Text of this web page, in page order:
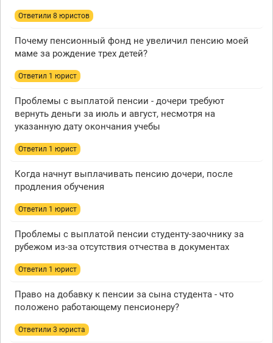
Ответили 8 юристов
Почему пенсионный фонд не увеличил пенсию моей
маме за рождение трех детей?
Ответил 1 юрист
Проблемы с выплатой пенсии - дочери требуют
вернуть деньги за июль и август, несмотря на
указанную дату окончания учебы
Ответил 1 юрист
Когда начнут выплачивать пенсию дочери, после
продления обучения
Ответил 1 юрист
Проблемы с выплатой пенсии студенту-заочнику за
рубежом из-за отсутствия отчества в документах
Ответил 1 юрист
Право на добавку к пенсии за сына студента - что
положено работающему пенсионеру?
Ответили 3 юристa